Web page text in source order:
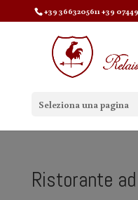
+39 3663205611 +39
Seleziona una pagina
Ristorante